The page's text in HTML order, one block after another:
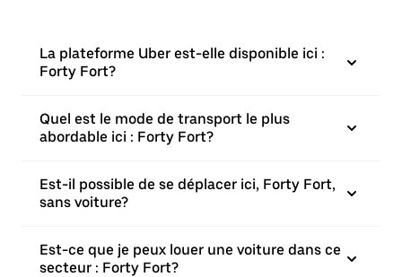
La plateforme Uber est-elle disponible ici :
Forty Fort?
Quel est le mode de transport le plus
abordable ici : Forty Fort?
Est-il possible de se déplacer ici, Forty Fort,
sans voiture?
Est-ce que je peux louer une voiture dans ce
secteur : Forty Fort?